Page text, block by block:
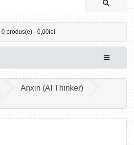
0 produs(e) - 0,00lei
Anxin (AI Thinker)